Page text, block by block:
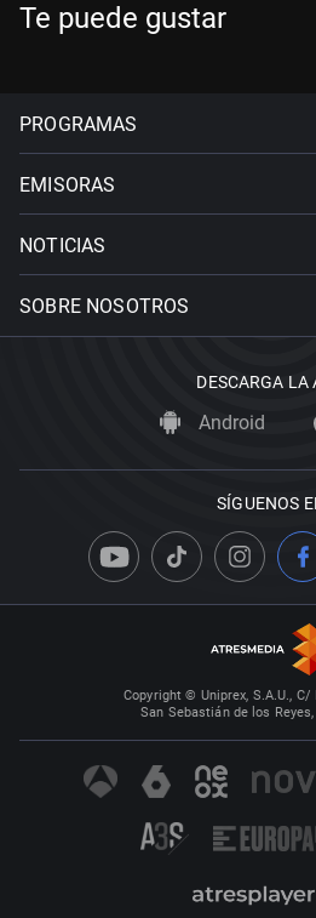
Te puede gustar
PROGRAMAS
EMISORAS
NOTICIAS
SOBRE NOSOTROS
DESCARGA LA
Android
SÍGUENOS
Copyright © Uniprex, S.A.U.,
San Sebastián de los